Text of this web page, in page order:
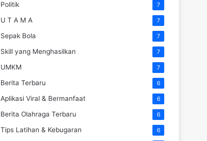
Politik 7
U T A M A 7
Sepak Bola 7
Skill yang Menghasilkan 7
UMKM 7
Berita Terbaru 6
Aplikasi Viral & Bermanfaat 6
Berita Olahraga Terbaru 6
Tips Latihan & Kebugaran 6